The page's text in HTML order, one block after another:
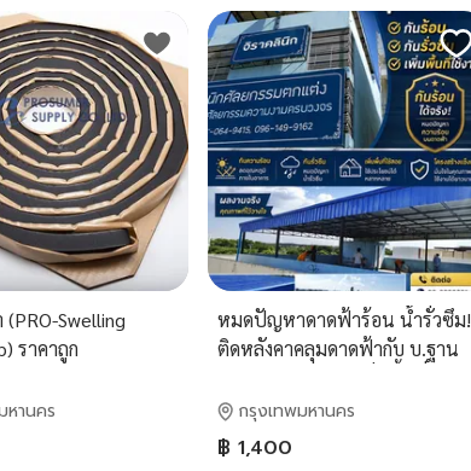
Swelling
ราคาถูก
หานคร
หมดปัญหาดาดฟ้าร้อน น้ำรั่วซึม!
ติดหลังคาคลุมดาดฟ้ากับ บ.ฐาน
งาน โครงสร้างแข็งแรง โทร 099-
265-3981
กรุงเทพมหานคร
฿ 1,400